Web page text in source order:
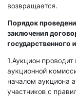
возвращается.
Порядок
заключения
государственного
1.Аукцион
аукционной
началом аукциона
участников с